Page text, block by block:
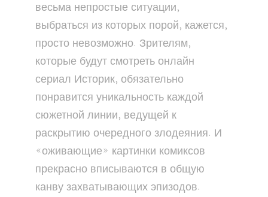
весьма непростые ситуации,
выбраться из которых порой, кажется,
просто невозможно. Зрителям,
которые будут смотреть онлайн
сериал Историк, обязательно
понравится уникальность каждой
сюжетной линии, ведущей к
раскрытию очередного злодеяния. И
«оживающие» картинки комиксов
прекрасно вписываются в общую
канву захватывающих эпизодов.